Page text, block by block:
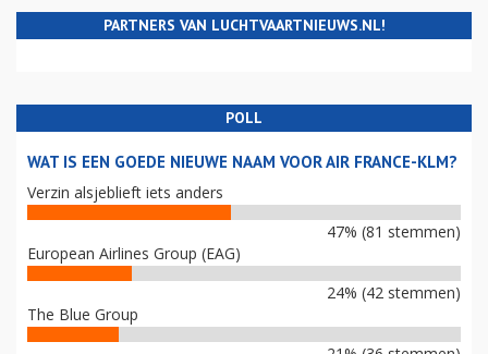
PARTNERS VAN LUCHTVAARTNIEUWS.NL!
POLL
WAT IS EEN GOEDE NIEUWE NAAM VOOR AIR FRANCE-KLM?
Verzin alsjeblieft iets anders
47% (81 stemmen)
European Airlines Group (EAG)
24% (42 stemmen)
The Blue Group